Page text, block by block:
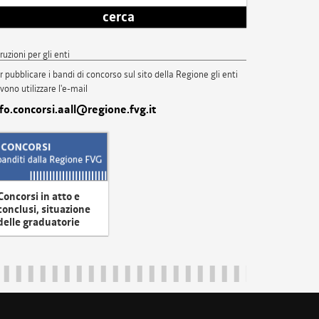
cerca
per gli enti
pubblicare i bandi di concorso sul sito della Regione gli enti
utilizzare l'e-mail
in atto e
situazione
graduatorie